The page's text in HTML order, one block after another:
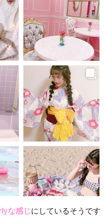
な感じにしているそうです